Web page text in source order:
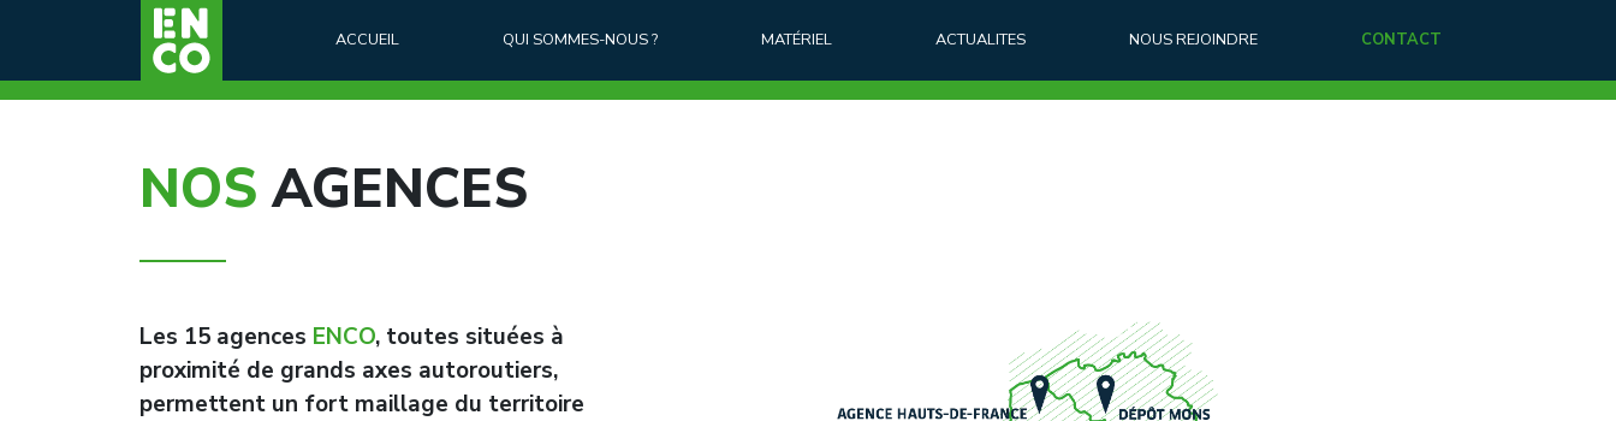
ACCUEIL QUI SOMMES-NOUS ? MATÉRIEL ACTUALITES NOUS REJOINDRE CONTACT
NOSAGENCES
Les 15 agences ENCO, toutes situées à
proximité de grands axes autoroutiers,
permettent un fort maillage du territoire